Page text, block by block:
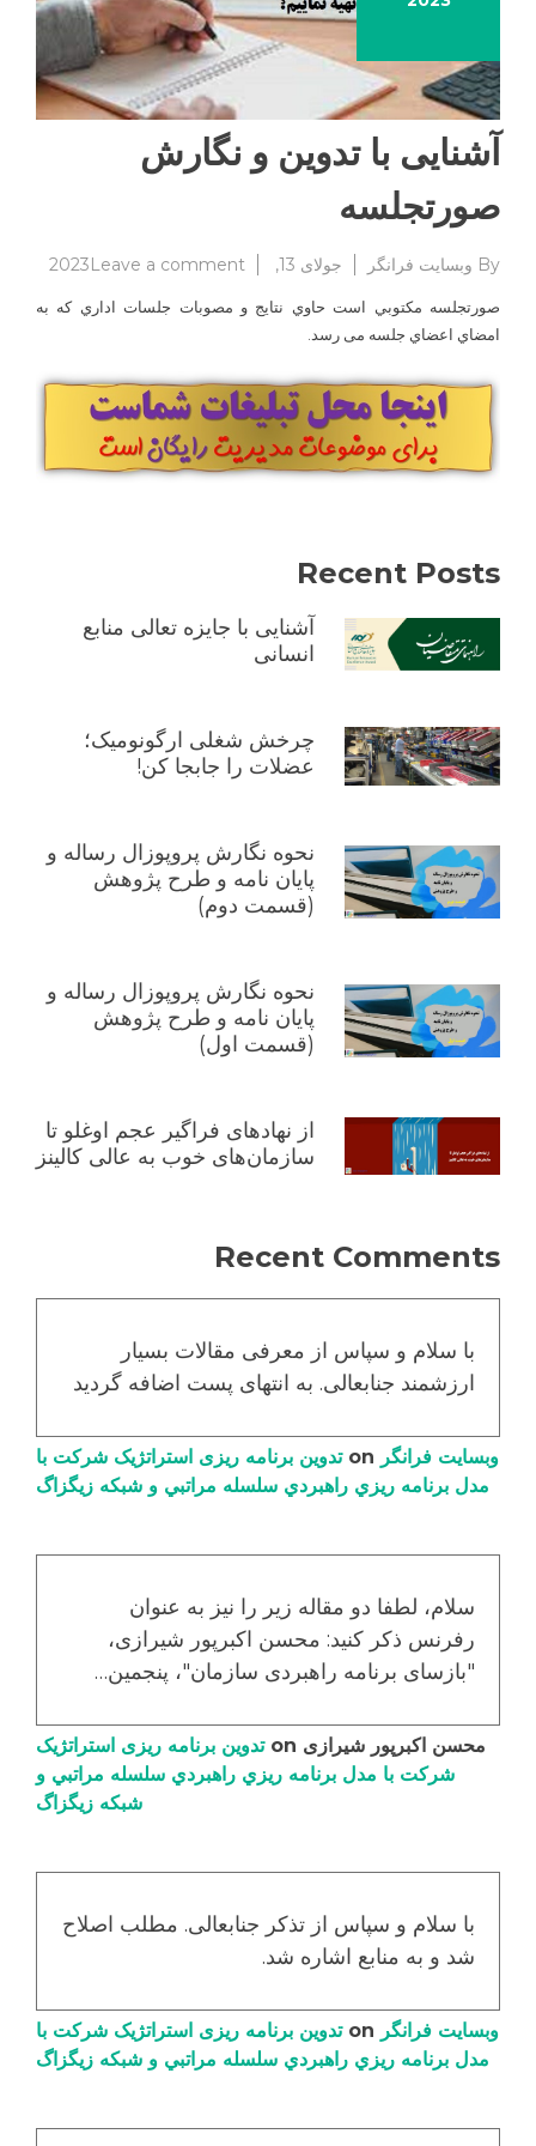
آشنایی با تدوین و نگارش
صورتجلسه
By وبسایت فرانگر جولای 13, 2023 Leave a comment
on
با
نگارش
صورتجلسه مكتوبي است حاوي نتايج و مصوبات جلسات اداري كه به
امضاي اعضاي جلسه می رسد.
Recent Posts
آشنایی با جایزه تعالی منابع
انسانی
چرخش شغلی ارگونومیک؛
عضلات را جابجا کن!
نحوه نگارش پروپوزال رساله و
پایان نامه و طرح پژوهش
(قسمت دوم)
نحوه نگارش پروپوزال رساله و
پایان نامه و طرح پژوهش
(قسمت اول)
از نهادهای فراگیر عجم اوغلو تا
سازمان‌های خوب به عالی کالینز
Recent Comments
با سلام و سپاس از معرفی مقالات بسیار
ارزشمند جنابعالی. به انتهای پست اضافه گردید
وبسایت فرانگر
تدوین برنامه ریزی استراتژیک شرکت با
مدل برنامه ریزي راهبردي سلسله مراتبي و شبکه زیگزاگ
سلام، لطفا دو مقاله زیر را نیز به عنوان
رفرنس ذکر کنید: محسن اکبرپور شیرازی،
"بازسای برنامه راهبردی سازمان"، پنجمین…
محسن اکبرپور شیرازی
تدوین برنامه ریزی استراتژیک
شرکت با مدل برنامه ریزي راهبردي سلسله مراتبي و
شبکه زیگزاگ
با سلام و سپاس از تذکر جنابعالی. مطلب اصلاح
شد و به منابع اشاره شد.
وبسایت فرانگر
تدوین برنامه ریزی استراتژیک شرکت با
مدل برنامه ریزي راهبردي سلسله مراتبي و شبکه زیگزاگ